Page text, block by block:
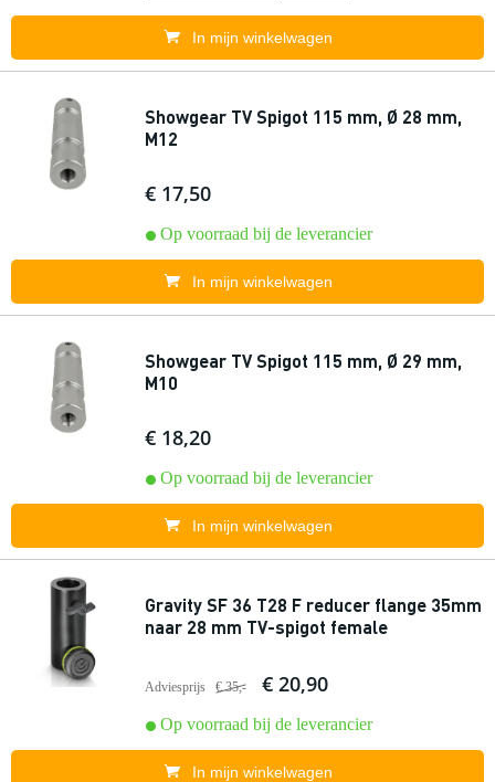
In mijn winkelwagen
Showgear TV Spigot 115 mm, Ø 28 mm,
M12
€ 17,50
Op voorraad bij de leverancier
In mijn winkelwagen
Showgear TV Spigot 115 mm, Ø 29 mm,
M10
€ 18,20
Op voorraad bij de leverancier
In mijn winkelwagen
Gravity SF 36 T28 F reducer flange 35mm
naar 28 mm TV-spigot female
Adviesprijs € 35,- € 20,90
Op voorraad bij de leverancier
In mijn winkelwagen